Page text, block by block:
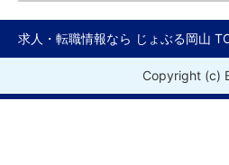
求人・転職情報なら じょぶる岡山
Copyright (c)